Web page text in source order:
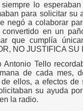
lo
para solicitar su
negó a colaborar
en un
que cumplía
NO JUSTIFICA SU
Tello
de cada mes,
ellos, a efectos
su ayuda
la radio.